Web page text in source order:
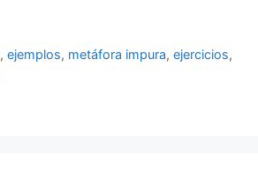
,ejemplos, metáfora impura,ejercicios,